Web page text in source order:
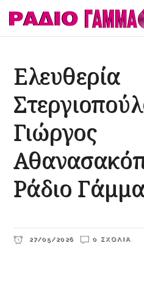
Ελευθερία
Γιώργος
Ράδιο
27/05/2026 0 ΣΧΌΛΙΑ